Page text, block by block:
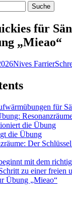
für
„Mieao“
Autor
Nives Farrier
für
die Übung
die Übung
Der
mit dem
zu einer freien
Übung „Mieao“